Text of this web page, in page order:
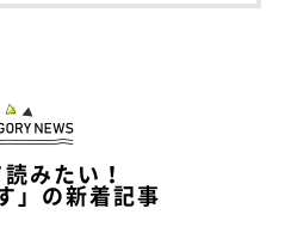
みたい！
」の新着記事